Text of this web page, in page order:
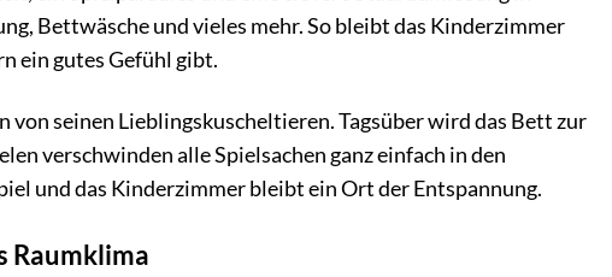
Bettwäsche und vieles mehr. So bleibt das Kinderzimmer
ein gutes Gefühl gibt.
seinen Lieblingskuscheltieren. Tagsüber wird das Bett zur
verschwinden alle Spielsachen ganz einfach in den
und das Kinderzimmer bleibt ein Ort der Entspannung.
Raumklima